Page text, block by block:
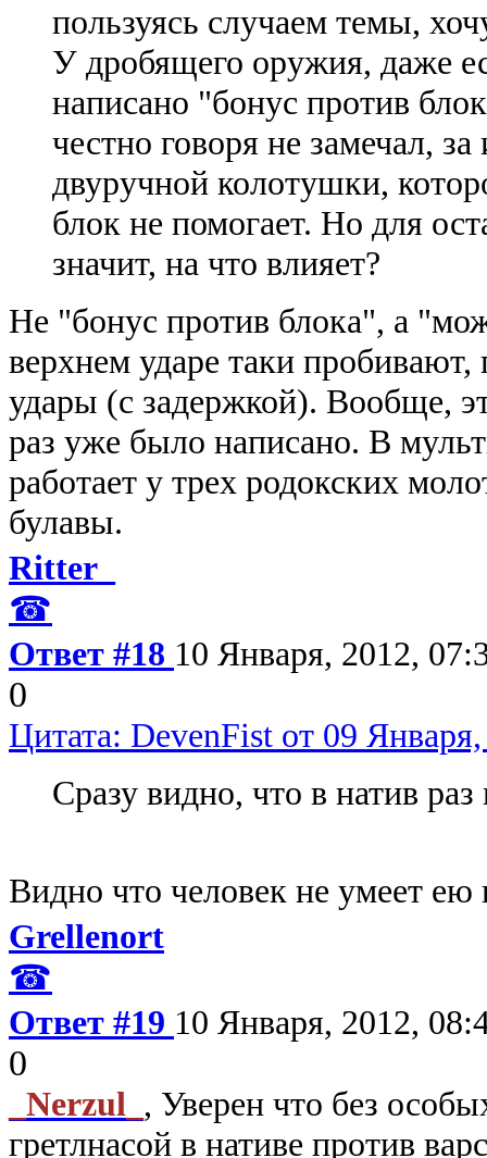
пользуясь случаем темы,
У дробящего оружия, даже
написано "бонус против
честно говоря не замечал,
двуручной колотушки,
блок не помогает. Но для
значит, на что влияет?
Не "бонус против блока", а
верхнем ударе таки
удары (с задержкой). Вообще,
раз уже было написано. В
работает у трех родокских
булавы.
Ritter_
☎
Ответ #18 10 Января, 2012,
0
Цитата: DevenFist от 09
Сразу видно, что в натив
Видно что человек не умеет ею
Grellenort
☎
Ответ #19 10 Января, 2012,
0
_Nerzul_ , Уверен что без
гретлнасой в нативе против